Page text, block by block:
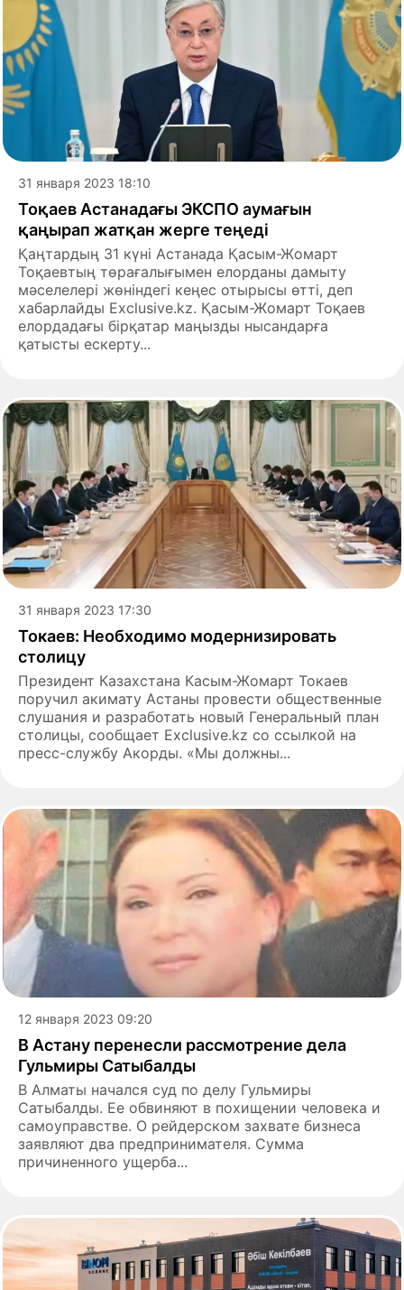
31 января 2023 18:10
Тоқаев Астанадағы ЭКСПО аумағын
қаңырап жатқан жерге теңеді
Қаңтардың 31 күні Астанада Қасым-Жомарт
Тоқаевтың төрағалығымен елорданы дамыту
мәселелері жөніндегі кеңес отырысы өтті, деп
хабарлайды Exclusive.kz. Қасым-Жомарт Тоқаев
елордадағы бірқатар маңызды нысандарға
қатысты ескерту...
31 января 2023 17:30
Токаев: Необходимо модернизировать
столицу
Президент Казахстана Касым-Жомарт Токаев
поручил акимату Астаны провести общественные
слушания и разработать новый Генеральный план
столицы, сообщает Exclusive.kz со ссылкой на
пресс-службу Акорды. «Мы должны...
12 января 2023 09:20
В Астану перенесли рассмотрение дела
Гульмиры Сатыбалды
В Алматы начался суд по делу Гульмиры
Сатыбалды. Ее обвиняют в похищении человека и
самоуправстве. О рейдерском захвате бизнеса
заявляют два предпринимателя. Сумма
причиненного ущерба...